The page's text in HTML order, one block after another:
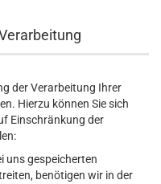
der Verarbeitung Ihrer
Hierzu können Sie sich
Einschränkung der
uns gespeicherten
benötigen wir in der